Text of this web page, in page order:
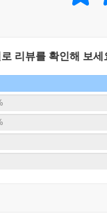
니라, 건강한 공
공격성을 기르면
된다.
람TV_힐링크리에이
적 자기주장 훈련
리뷰를 확인해 보세